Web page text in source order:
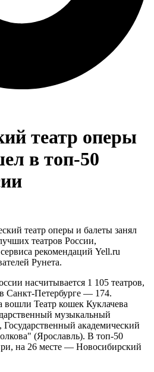
театр оперы
в топ-50
театр оперы и балеты занял
театров России,
рекомендаций Yell.ru
Рунета.
насчитывается 1 105 театров,
Санкт-Петербурге — 174.
Театр кошек Куклачева
музыкальный
академический
(Ярославль). В топ-50
на 26 месте — Новосибирский